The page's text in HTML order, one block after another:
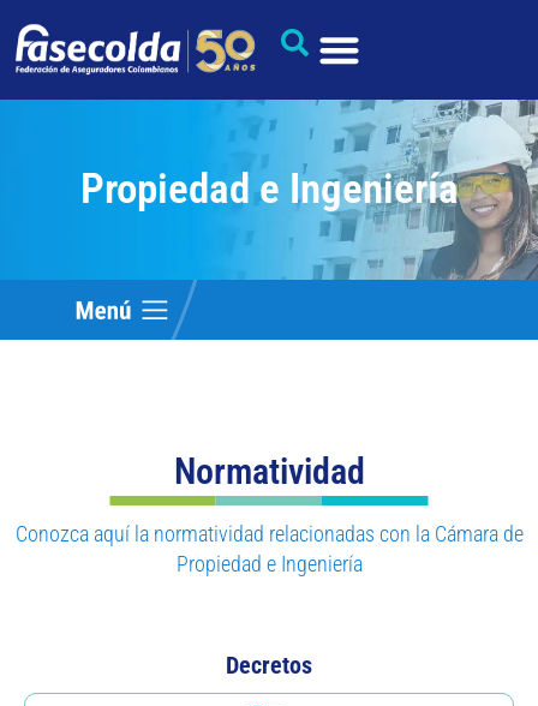
Propiedad e Ingeniería
Normatividad
Conozca aquí la normatividad relacionadas con la Cámara de
Propiedad e Ingeniería
Decretos